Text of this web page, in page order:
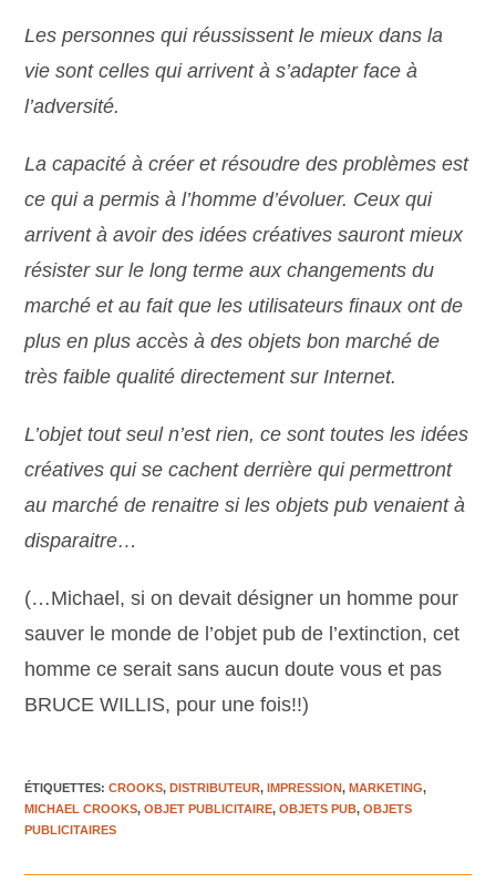
Les personnes qui réussissent le mieux dans la
vie sont celles qui arrivent à s’adapter face à
l’adversité.
La capacité à créer et résoudre des problèmes est
ce qui a permis à l’homme d’évoluer. Ceux qui
arrivent à avoir des idées créatives sauront mieux
résister sur le long terme aux changements du
marché et au fait que les utilisateurs finaux ont de
plus en plus accès à des objets bon marché de
très faible qualité directement sur Internet.
L’objet tout seul n’est rien, ce sont toutes les idées
créatives qui se cachent derrière qui permettront
au marché de renaitre si les objets pub venaient à
disparaitre…
(…Michael, si on devait désigner un homme pour
sauver le monde de l’objet pub de l’extinction, cet
homme ce serait sans aucun doute vous et pas
BRUCE WILLIS, pour une fois!!)
ÉTIQUETTES:CROOKS, DISTRIBUTEUR, IMPRESSION, MARKETING,
MICHAEL CROOKS, OBJET PUBLICITAIRE, OBJETS PUB, OBJETS
PUBLICITAIRES